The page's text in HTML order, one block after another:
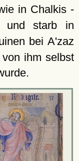
in Chalkis -
und starb in
bei A'zaz
ihm selbst